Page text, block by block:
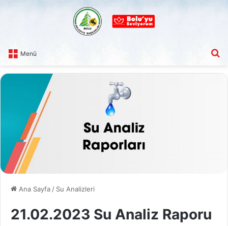
Menü
Ana Sayfa / Su Analizleri
21.02.2023 Su Analiz Raporu